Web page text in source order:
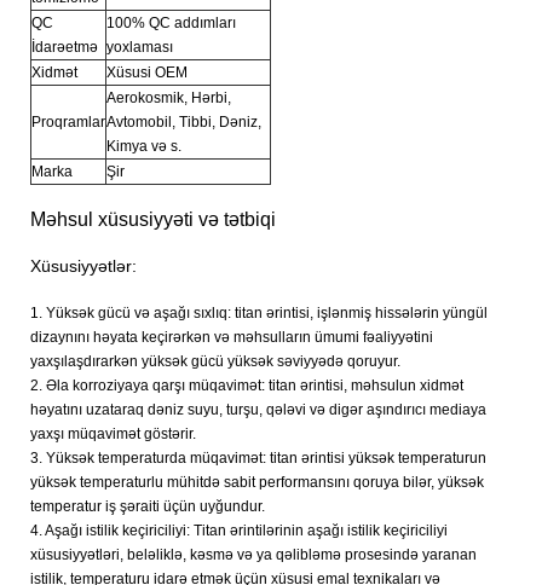
QC
İdarəetmə
100% QC addımları
yoxlaması
Xidmət
Xüsusi OEM
Proqramlar
Aerokosmik, Hərbi,
Avtomobil, Tibbi, Dəniz,
Kimya və s.
Marka
Şir
Məhsul xüsusiyyəti və tətbiqi
Xüsusiyyətlər:
1. Yüksək gücü və aşağı sıxlıq: titan ərintisi, işlənmiş hissələrin yüngül
dizaynını həyata keçirərkən və məhsulların ümumi fəaliyyətini
yaxşılaşdırarkən yüksək gücü yüksək səviyyədə qoruyur.
2. Əla korroziyaya qarşı müqavimət: titan ərintisi, məhsulun xidmət
həyatını uzataraq dəniz suyu, turşu, qələvi və digər aşındırıcı mediaya
yaxşı müqavimət göstərir.
3. Yüksək temperaturda müqavimət: titan ərintisi yüksək temperaturun
yüksək temperaturlu mühitdə sabit performansını qoruya bilər, yüksək
temperatur iş şəraiti üçün uyğundur.
4. Aşağı istilik keçiriciliyi: Titan ərintilərinin aşağı istilik keçiriciliyi
xüsusiyyətləri, beləliklə, kəsmə və ya qəlibləmə prosesində yaranan
istilik, temperaturu idarə etmək üçün xüsusi emal texnikaları və